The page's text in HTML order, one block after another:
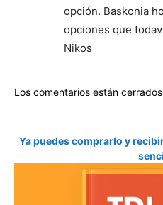
opción. Baskonia
opciones que
Nikos
Los comentarios están
Ya puedes comprarlo y